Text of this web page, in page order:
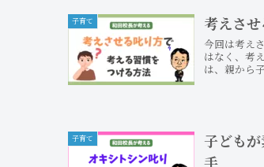
子育て 考えさ
今回は考え
はなく、考
は、親から
子育て
子ども
手